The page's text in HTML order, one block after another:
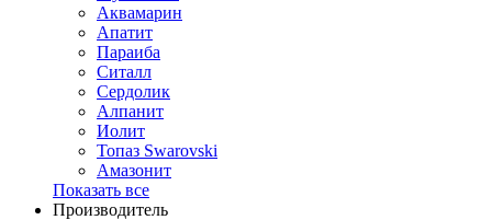
Аквамарин
Апатит
Параиба
Ситалл
Сердолик
Алпанит
Иолит
Топаз Swarovski
Амазонит
Показать все
Производитель